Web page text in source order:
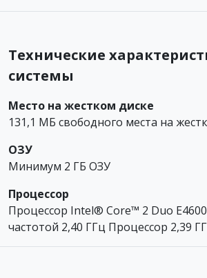
Технические
системы
Место на жестком диске
131,1 МБ свободного места на
ОЗУ
Минимум 2 ГБ ОЗУ
Процессор
Процессор Intel® Core™ 2 Duo
частотой 2,40 ГГц Процессор 2,39